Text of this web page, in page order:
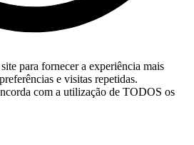
para fornecer a experiência mais
e visitas repetidas.
com a utilização de TODOS os